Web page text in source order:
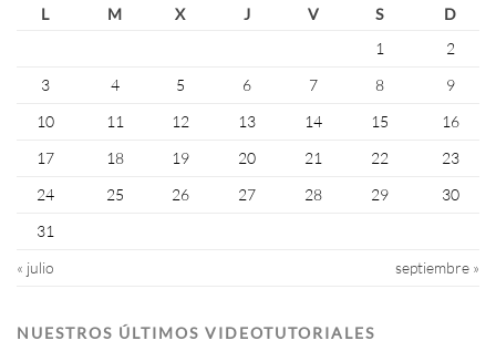
L M X J V S
D
1
2
3
4 5 6 7 8
9
10
11 12 13 14 15
16
17
18 19 20 21 22
23
24
25 26 27 28 29
30
31
« julio
septiembre »
NUESTROS ÚLTIMOS VIDEOTUTORIALES